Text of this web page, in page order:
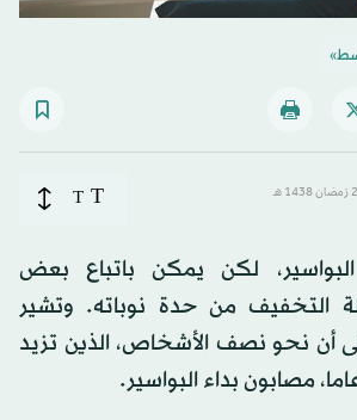
T
T
لكن يمكن باتباع بعض
التخفيف من حدة نوباته. وتشير
أن نحو نصف الأشخاص، الذين تزيد